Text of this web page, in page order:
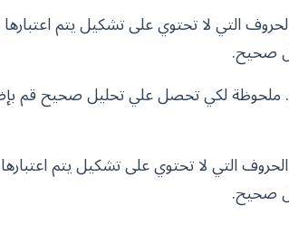
التي لا تحتوي على تشكيل يتم
صحيح.
ملحوظة لكي تحصل علي تحليل صحيح قم
التي لا تحتوي على تشكيل يتم
صحيح.